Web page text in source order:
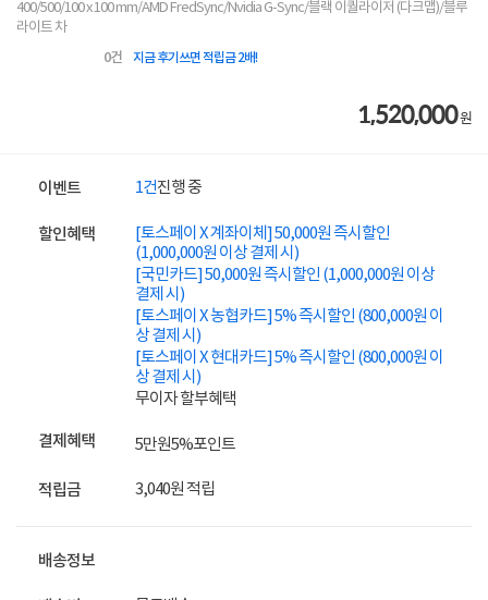
400/500/100 x 100 mm/AMD FredSync/Nvidia G-Sync/블랙 이퀄라이저 (다크맵)/블루
라이트 차
0건 지금 후기쓰면 적립금 2배!
1,520,000원
이벤트 1건진행 중
할인혜택
[토스페이 X 계좌이체] 50,000원 즉시할인
(1,000,000원 이상 결제 시)
[국민카드] 50,000원 즉시할인 (1,000,000원 이상
결제 시)
[토스페이 X 농협카드] 5% 즉시할인 (800,000원 이
상 결제 시)
[토스페이 X 현대카드] 5% 즉시할인 (800,000원 이
상 결제 시)
무이자 할부혜택
결제혜택 5만원5%포인트
적립금 3,040원 적립
배송정보